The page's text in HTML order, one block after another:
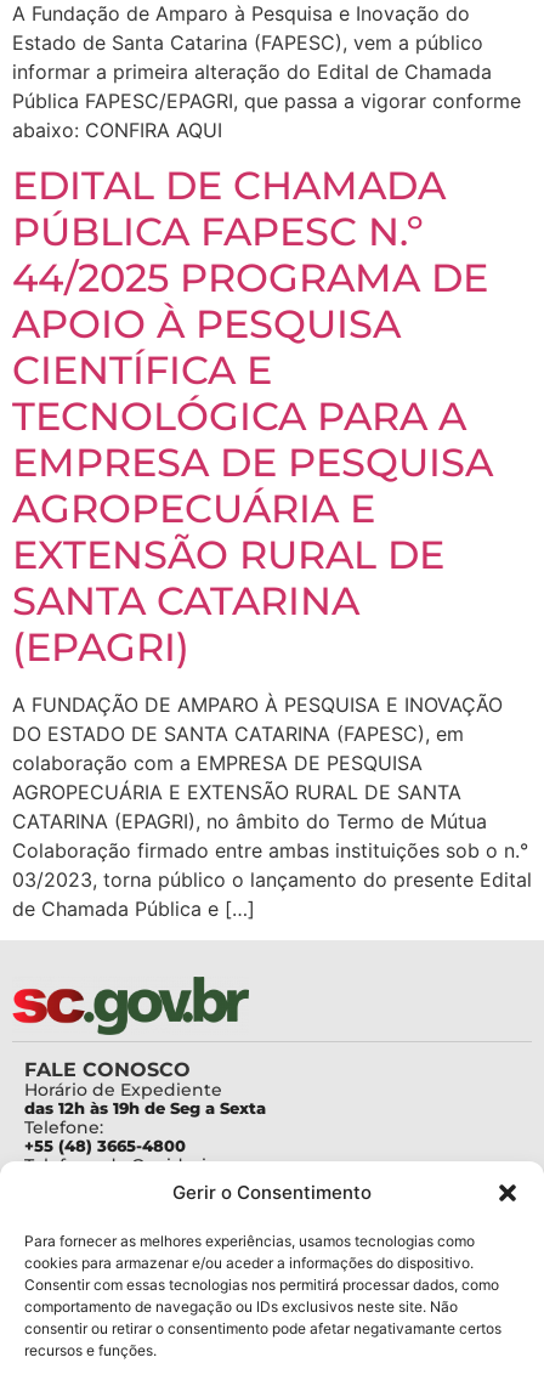
Gerir o Consentimento
Para fornecer as melhores experiências, usamos tecnologias como
cookies para armazenar e/ou aceder a informações do dispositivo.
Consentir com essas tecnologias nos permitirá processar dados, como
comportamento de navegação ou IDs exclusivos neste site. Não
consentir ou retirar o consentimento pode afetar negativamante certos
recursos e funções.
A Fundação de Amparo à Pesquisa e Inovação do
Estado de Santa Catarina (FAPESC), vem a público
informar a primeira alteração do Edital de Chamada
Pública FAPESC/EPAGRI, que passa a vigorar conforme
abaixo: CONFIRA AQUI
EDITAL DE CHAMADA
PÚBLICA FAPESC N.º
44/2025 PROGRAMA DE
APOIO À PESQUISA
CIENTÍFICA E
TECNOLÓGICA PARA A
EMPRESA DE PESQUISA
AGROPECUÁRIA E
EXTENSÃO RURAL DE
SANTA CATARINA
(EPAGRI)
A FUNDAÇÃO DE AMPARO À PESQUISA E INOVAÇÃO
DO ESTADO DE SANTA CATARINA (FAPESC), em
colaboração com a EMPRESA DE PESQUISA
AGROPECUÁRIA E EXTENSÃO RURAL DE SANTA
CATARINA (EPAGRI), no âmbito do Termo de Mútua
Colaboração firmado entre ambas instituições sob o n.°
03/2023, torna público o lançamento do presente Edital
de Chamada Pública e […]
FALE CONOSCO
Horário de Expediente
das 12h às 19h de Seg a Sexta
Telefone:
+55 (48) 3665-4800
Telefone da Ouvidoria
Para assuntos relacionados à Pesquisa
pesquisa@fapesc.sc.gov.br
Para assuntos relacionados à Inovação
inovacao@fapesc.sc.gov.br
Para assuntos relacionados à Bolsas
bolsas@fapesc.sc.gov.br
Para assuntos relacionados à Prestação de Contas